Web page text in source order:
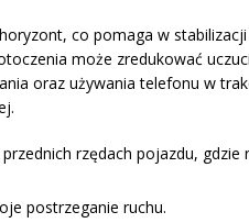
co pomaga w
może zredukować
oraz używania telefonu w
rzędach pojazdu, gdzie
postrzeganie ruchu.